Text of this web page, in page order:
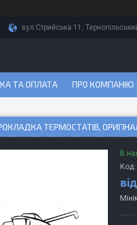
вул.Стрийська 11,
ТА ОПЛАТА ПРО КОМПАНІЮ
ТЕРМОСТАТІВ,
В
Код:
від